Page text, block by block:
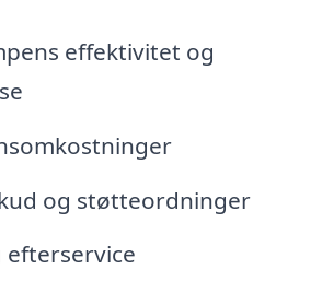
effektivitet og
og støtteordninger
efterservice